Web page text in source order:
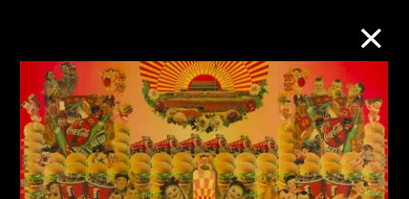
M+藏品
進一步篩選 搜索